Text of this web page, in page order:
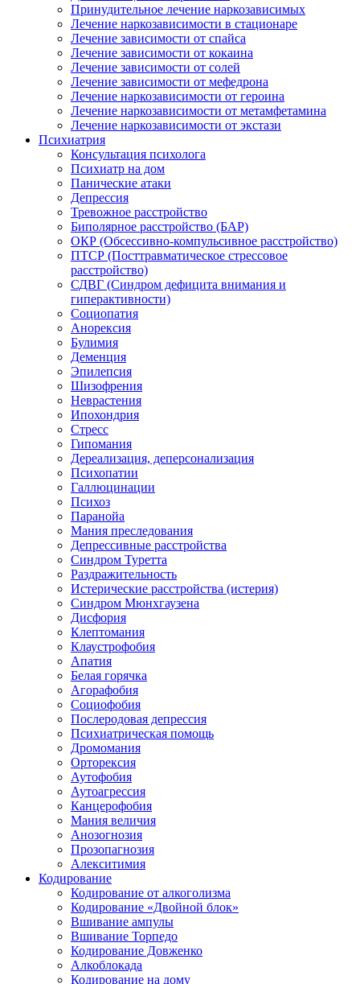
Принудительное лечение наркозависимых
Лечение наркозависимости в стационаре
Лечение зависимости от спайса
Лечение зависимости от кокаина
Лечение зависимости от солей
Лечение зависимости от мефедрона
Лечение наркозависимости от героина
Лечение наркозависимости от метамфетамина
Лечение наркозависимости от экстази
Психиатрия
Консультация психолога
Психиатр на дом
Панические атаки
Депрессия
Тревожное расстройство
Биполярное расстройство (БАР)
ОКР (Обсессивно-компульсивное расстройство)
ПТСР (Посттравматическое стрессовое
расстройство)
СДВГ (Синдром дефицита внимания и
гиперактивности)
Социопатия
Анорексия
Булимия
Деменция
Эпилепсия
Шизофрения
Неврастения
Ипохондрия
Стресс
Гипомания
Дереализация, деперсонализация
Психопатии
Галлюцинации
Психоз
Паранойа
Мания преследования
Депрессивные расстройства
Синдром Туретта
Раздражительность
Истерические расстройства (истерия)
Синдром Мюнхгаузена
Дисфория
Клептомания
Клаустрофобия
Апатия
Белая горячка
Агорафобия
Социофобия
Послеродовая депрессия
Психиатрическая помощь
Дромомания
Орторексия
Аутофобия
Аутоагрессия
Канцерофобия
Мания величия
Анозогнозия
Прозопагнозия
Алекситимия
Кодирование
Кодирование от алкоголизма
Кодирование «Двойной блок»
Вшивание ампулы
Вшивание Торпедо
Кодирование Довженко
Алкоблокада
Кодирование на дому